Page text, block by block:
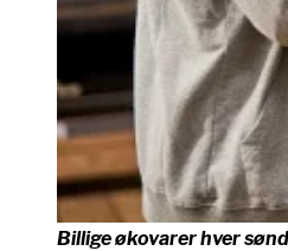
Billige økovarer hver